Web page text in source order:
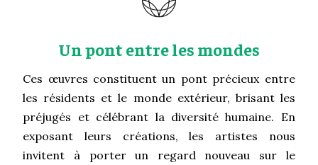
Un pont entre les mondes
Ces œuvres constituent un pont précieux entre
les résidents et le monde extérieur, brisant les
préjugés et célébrant la diversité humaine. En
exposant leurs créations, les artistes nous
invitent à porter un regard nouveau sur le